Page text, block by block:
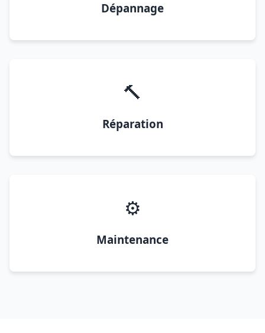
Dépannage
🔨
Réparation
⚙️
Maintenance